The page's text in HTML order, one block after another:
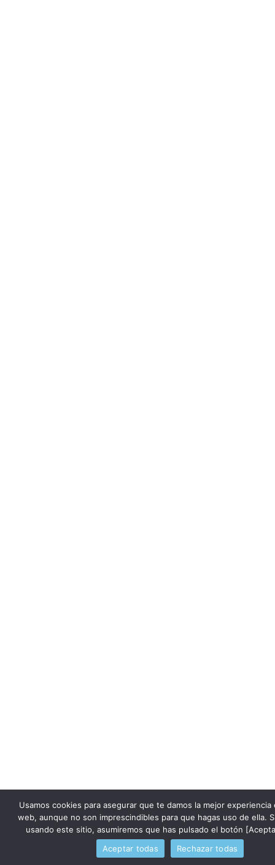
Usamos cookies para asegurar que te damos la mejor experiencia
web, aunque no son imprescindibles para que hagas uso de ella.
usando este sitio, asumiremos que has pulsado el botón
Aceptar todas
Rechazar todas